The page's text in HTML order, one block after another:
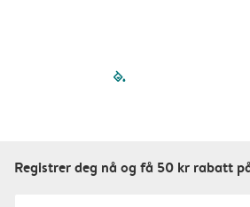
filled-
Registrer deg nå og få 50 kr rabatt